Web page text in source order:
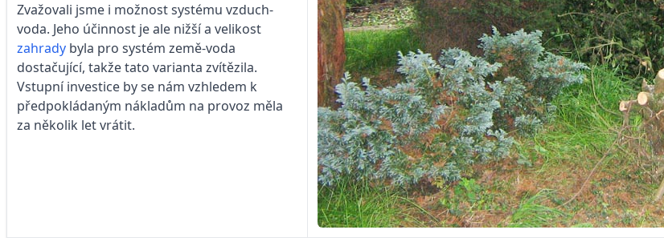
Zvažovali jsme i možnost systému vzduch-
voda. Jeho účinnost je ale nižší a velikost
zahrady byla pro systém země-voda
dostačující, takže tato varianta zvítězila.
Vstupní investice by se nám vzhledem k
předpokládaným nákladům na provoz měla
za několik let vrátit.